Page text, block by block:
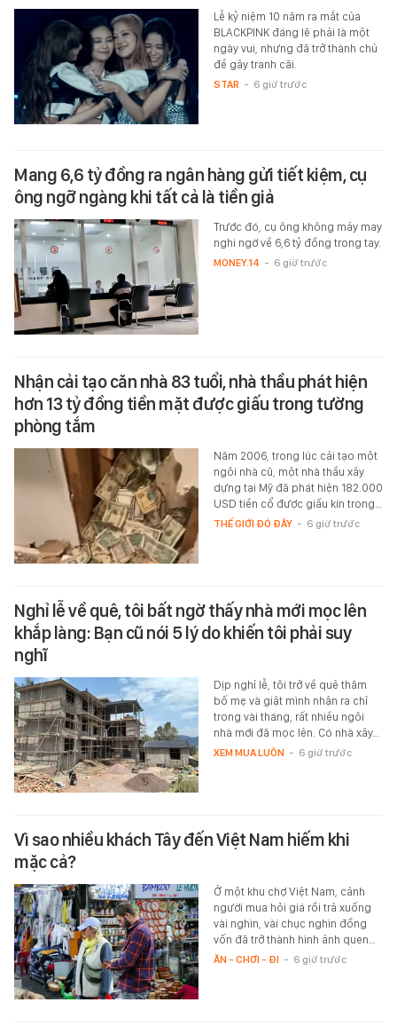
Lễ kỷ niệm 10 năm ra mắt của
BLACKPINK đáng lẽ phải là một
ngày vui, nhưng đã trở thành chủ
đề gây tranh cãi.
STAR - 6 giờ trước
Mang 6,6 tỷ đồng ra ngân hàng gửi tiết kiệm, cụ
ông ngỡ ngàng khi tất cả là tiền giả
Trước đó, cụ ông không mảy may
nghi ngờ về 6,6 tỷ đồng trong tay.
MONEY.14 - 6 giờ trước
Nhận cải tạo căn nhà 83 tuổi, nhà thầu phát hiện
hơn 13 tỷ đồng tiền mặt được giấu trong tường
phòng tắm
Năm 2006, trong lúc cải tạo một
ngôi nhà cũ, một nhà thầu xây
dựng tại Mỹ đã phát hiện 182.000
USD tiền cổ được giấu kín trong…
THẾ GIỚI ĐÓ ĐÂY - 6 giờ trước
Nghỉ lễ về quê, tôi bất ngờ thấy nhà mới mọc lên
khắp làng: Bạn cũ nói 5 lý do khiến tôi phải suy
nghĩ
Dịp nghỉ lễ, tôi trở về quê thăm
bố mẹ và giật mình nhận ra chỉ
trong vài tháng, rất nhiều ngôi
nhà mới đã mọc lên. Có nhà xây…
XEM MUA LUÔN - 6 giờ trước
Vì sao nhiều khách Tây đến Việt Nam hiếm khi
mặc cả?
Ở một khu chợ Việt Nam, cảnh
người mua hỏi giá rồi trả xuống
vài nghìn, vài chục nghìn đồng
vốn đã trở thành hình ảnh quen…
ĂN - CHƠI - ĐI - 6 giờ trước